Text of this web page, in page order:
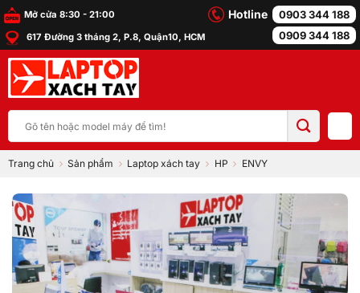
Bỏ
qua
nội
dung
Mở cửa 8:30 - 21:00
617 Đường 3 tháng 2, P.8, Quận10, HCM
Hotline
0903 344 188
0909 344 188
kiếm:
Trang chủ Sản phẩm Laptop xách tay HP ENVY